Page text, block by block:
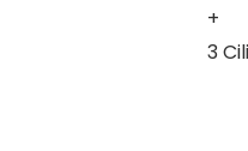
de
São
+
3